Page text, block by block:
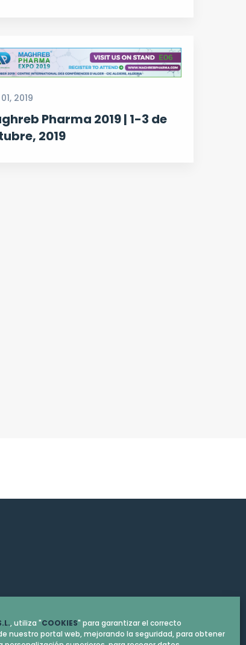
, utiliza "COOKIES" para garantizar el correcto
nuestro portal web, mejorando la seguridad, para obtener
2019
Pharma 2019 | 1-3 de
2019